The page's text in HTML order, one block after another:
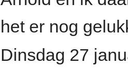
het er nog
Dinsdag 27